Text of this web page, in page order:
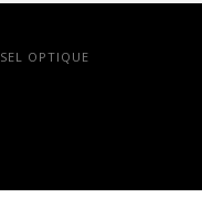
OPTIQUE